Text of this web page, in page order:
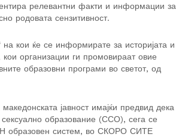
релевантни факти и информации за
родовата сензитивност.
кои ќе се информирате за историјата и
организации ги промовираат овие
образовни програми во светот, од
јавност имајќи предвид дека
образование (ССО), сега се
образовен систем, во СКОРО СИТЕ